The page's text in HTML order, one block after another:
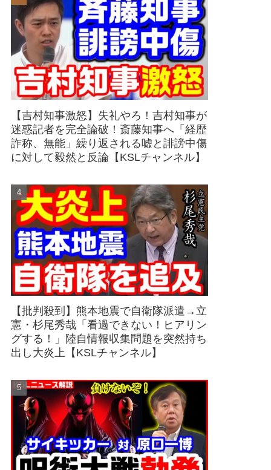
【吉村知事激怒】失礼やろ！吉村知事が
迷惑記者を完全論破！斎藤知事へ「経歴
詐称、無能」繰り返される嘘と誹謗中傷
に対して毅然と反論【KSLチャンネル】
【批判殺到】熊本地震で自衛隊派遣→立
憲・杉尾秀哉「看過できない！ヒアリン
グする！」陸自情報収集問題を突然持ち
出し大炎上【KSLチャンネル】